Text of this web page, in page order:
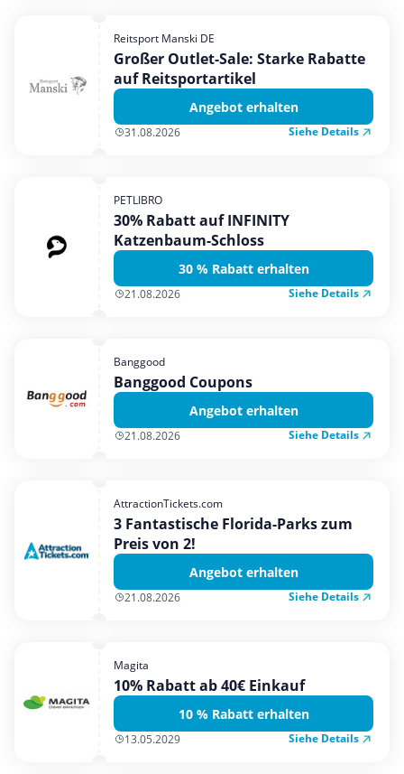
Urlaub & Reise
Reitsport Manski DE
Großer Outlet-Sale: Starke Rabatte
auf Reitsportartikel
Angebot erhalten
31.08.2026 Siehe Details
PETLIBRO
30% Rabatt auf INFINITY
Katzenbaum-Schloss
30 % Rabatt erhalten
21.08.2026 Siehe Details
Banggood
Banggood Coupons
Angebot erhalten
21.08.2026 Siehe Details
AttractionTickets.com
3 Fantastische Florida-Parks zum
Preis von 2!
Angebot erhalten
21.08.2026 Siehe Details
Magita
10% Rabatt ab 40€ Einkauf
10 % Rabatt erhalten
13.05.2029 Siehe Details